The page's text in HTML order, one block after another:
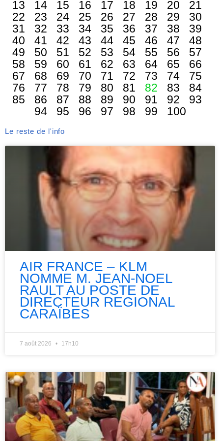
13 14 15 16 17 18 19 20
21
22
23 24 25 26 27 28 29
30
31
32 33 34 35 36 37 38
39
40
41 42 43 44 45 46 47
48
49
50 51 52 53 54 55 56
57
58
59 60 61 62 63 64 65
66
67
68 69 70 71 72 73 74
75
76
77 78 79 80 81 82 83
84
85
86 87 88 89 90 91 92
93
94
95 96 97 98 99 100
Le reste de l'info
AIR FRANCE – KLM
NOMME M. JEAN-NOEL
RAULT AU POSTE DE
DIRECTEUR REGIONAL
CARAÏBES
7 août 2026 17h10